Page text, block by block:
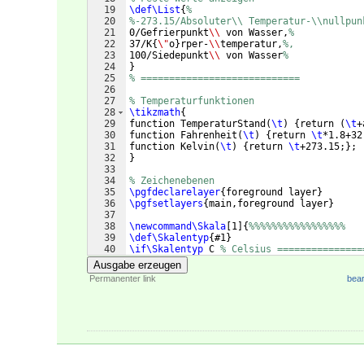
19
20
21
22
23
24
25
26
27
28
29
30
31
32
33
34
35
36
37
38
39
40
41
\def\List{%
%-273.15/Absoluter\\ Temperatur-
0/Gefrierpunkt\\ von Wasser,%
37/K{\"o} rper-\\temperatur,%,
100/Siedepunkt\\ von Wasser%
}
% ============================
% Temperaturfunktionen
\tikzmath{
function TemperaturStand (\t ) { return (\t
function Fahrenheit (\t ) { return \t
function Kelvin(\t ) { return \t+273.15; }
}
% Zeichenebenen
\pgfdeclarelayer{foreground layer}
\pgfsetlayers{main,foreground layer}
\newcommand\Skala [1 ] {%%%%%%%%%%%%%%%%%
\def\Skalentyp{#1 }
\if\Skalentyp C % Celsius
\pgfmathtruncatemacro
Ausgabe erzeugen
Permanenter link